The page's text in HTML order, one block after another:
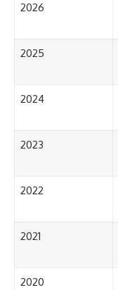
2026
2025
2024
2023
2022
2021
2020